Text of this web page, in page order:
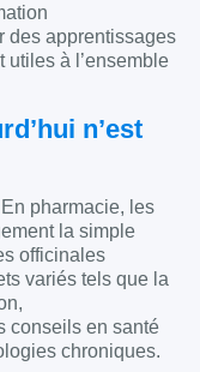
des apprentissages
utiles à l’ensemble
n’est
pharmacie, les
la simple
officinales
variés tels que la
conseils en santé
chroniques.